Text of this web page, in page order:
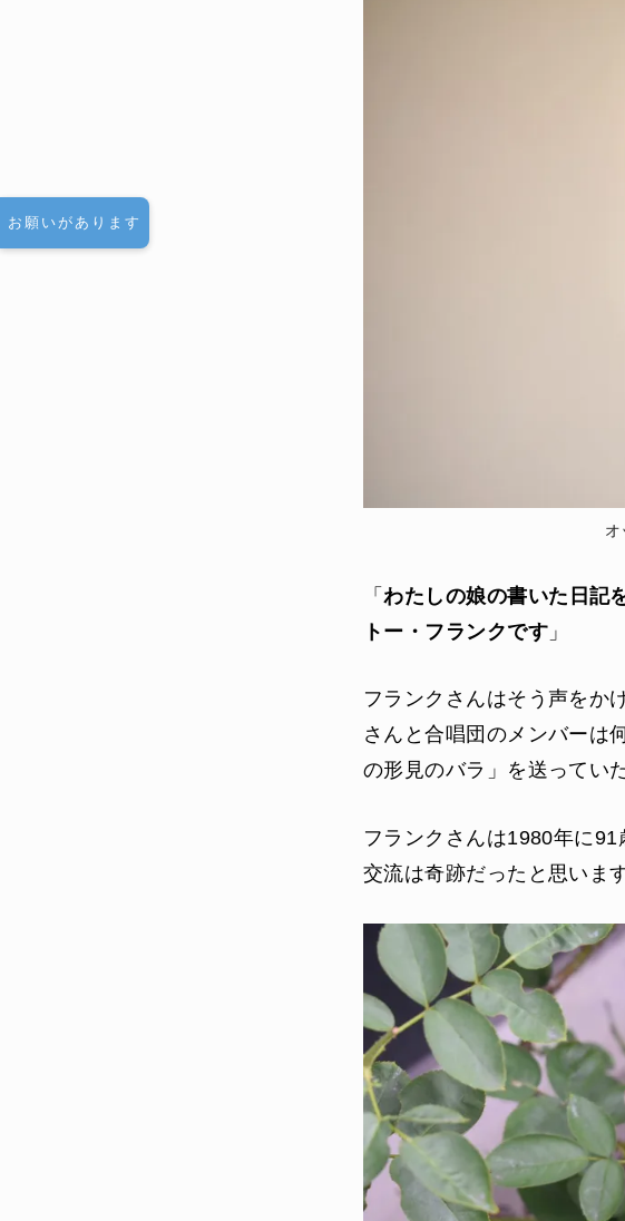
オ
「わたしの娘の書いた日記
トー・フランクです 」
フランクさんはそう声をか
さんと合唱団のメンバーは
の形見のバラ」を送ってい
フランクさんは1980年に
交流は奇跡だったと思います
お願いがあります